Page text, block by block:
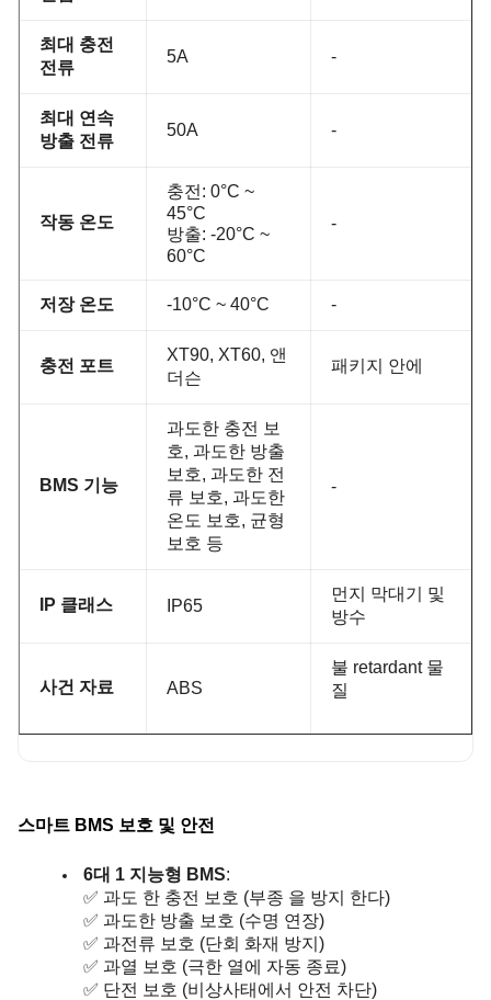
최대 충전
전류
5A -
최대 연속
방출 전류
50A -
작동 온도
충전: 0°C ~
45°C
방출: -20°C ~
60°C
-
저장 온도 -10°C ~ 40°C -
충전 포트
XT90, XT60, 앤
더슨
패키지 안에
BMS 기능
과도한 충전 보
호, 과도한 방출
보호, 과도한 전
류 보호, 과도한
온도 보호, 균형
보호 등
-
IP 클래스 IP65
먼지 막대기 및
방수
사건 자료 ABS
불 retardant 물
질
스마트 BMS 보호 및 안전
6대 1 지능형 BMS:
✅ 과도 한 충전 보호 (부종 을 방지 한다)
✅ 과도한 방출 보호 (수명 연장)
✅ 과전류 보호 (단회 화재 방지)
✅ 과열 보호 (극한 열에 자동 종료)
✅ 단전 보호 (비상사태에서 안전 차단)